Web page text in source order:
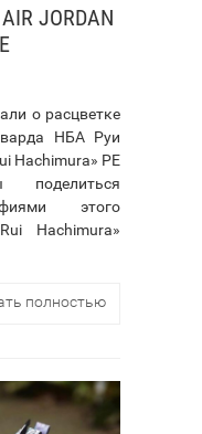
JORDAN
о расцветке
НБА Руи
Hachimura» PE
этого
Hachimura»
полностью